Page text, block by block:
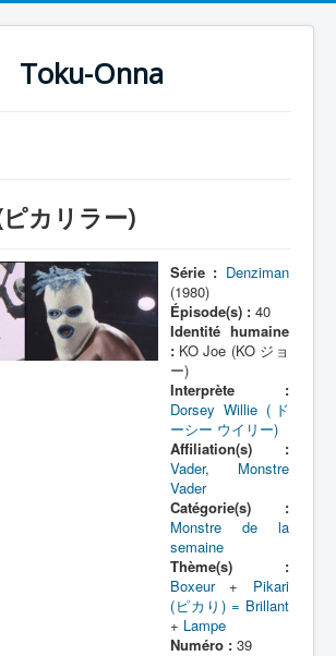
Toku-Onna
Denziman (電子 戦
マン) = Escadron
カリラー)
Série : Denziman
(1980)
Épisode(s) :40
Identité humaine
:KO Joe (KO ジョ
ー)
Interprète :
Dorsey Willie (ド
ーシー ウイリー)
Affiliation(s) :
Vader, Monstre
Vader
Catégorie(s) :
Monstre de la
semaine
Thème(s) :
Boxeur+ Pikari
(ピカり) = Brillant
+ Lampe
Numéro :39